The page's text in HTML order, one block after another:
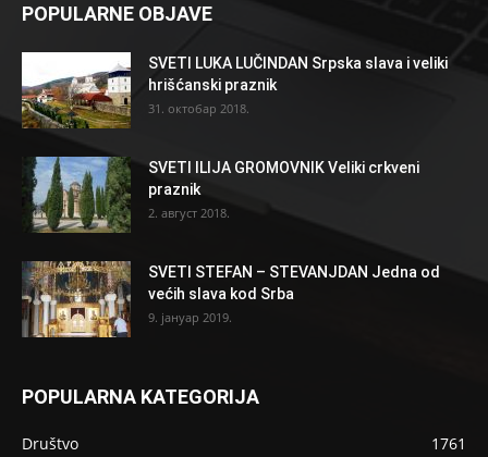
POPULARNE OBJAVE
SVETI LUKA LUČINDAN Srpska slava i veliki
hrišćanski praznik
31. октобар 2018.
SVETI ILIJA GROMOVNIK Veliki crkveni
praznik
2. август 2018.
SVETI STEFAN – STEVANJDAN Jedna od
većih slava kod Srba
9. јануар 2019.
POPULARNA KATEGORIJA
Društvo
1761